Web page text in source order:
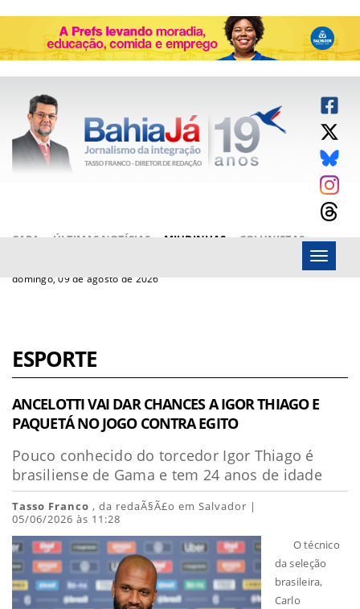
CAPA ÚLTIMAS NOTÍCIAS MIUDINHAS
COLUNISTAS
domingo, 09 de agosto de 2026
Menu
ESPORTE
ANCELOTTI VAI DAR CHANCES A IGOR THIAGO E
PAQUETÁ NO JOGO CONTRA EGITO
Pouco conhecido do torcedor Igor Thiago é
brasiliense de Gama e tem 24 anos de idade
Tasso Franco , da redaÃ§Ã£o em Salvador |
05/06/2026 às 11:28
O técnico
da seleção
brasileira,
Carlo